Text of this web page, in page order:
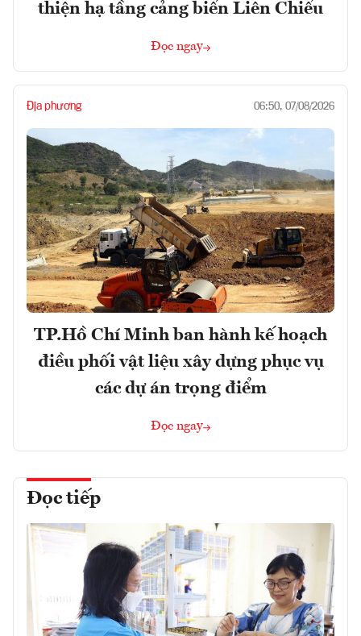
thiện hạ tầng cảng biển Liên Chiểu
Đọc ngay
Địa phương 06:50, 07/08/2026
TP.Hồ Chí Minh ban hành kế hoạch
điều phối vật liệu xây dựng phục vụ
các dự án trọng điểm
Đọc ngay
Đọc tiếp